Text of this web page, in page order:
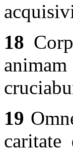
18
19